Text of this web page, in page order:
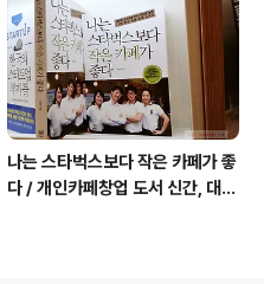
나는 스타벅스보다 작은 카페가 좋
다 / 개인카페창업 도서 신간, 대전